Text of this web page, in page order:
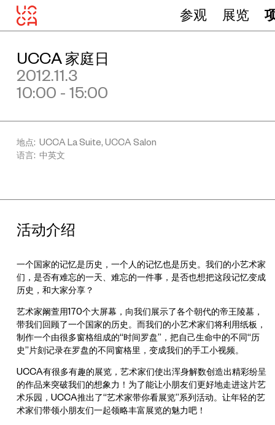
参观 展览
UCCA 家庭日
2012.11.3
10:00 - 15:00
地点: UCCA La Suite, UCCA Salon
语言: 中英文
活动介绍
一个国家的记忆是历史，一个人的记忆也是历史。我们的小艺术家
们，是否有难忘的一天、难忘的一件事，是否也想把这段记忆变成
历史，和大家分享？
艺术家阚萱用170个大屏幕，向我们展示了各个朝代的帝王陵墓，
带我们回顾了一个国家的历史。而我们的小艺术家们将利用纸板，
制作一个由很多窗格组成的“时间罗盘”，把自己生命中的不同“历
史”片刻记录在罗盘的不同窗格里，变成我们的手工小视频。
UCCA有很多有趣的展览，艺术家们使出浑身解数创造出精彩纷呈
的作品来突破我们的想象力！为了能让小朋友们更好地走进这片艺
术乐园，UCCA推出了“艺术家带你看展览”系列活动。让年轻的艺
术家们带领小朋友们一起领略丰富展览的魅力吧！